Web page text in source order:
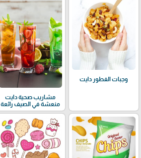
وجبات الفطور دايت
مشاريب صحية دايت
منعشة في الصيف رائعة